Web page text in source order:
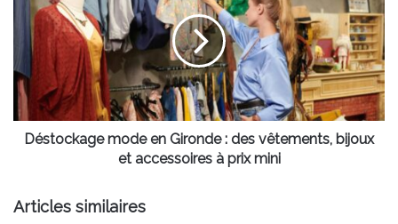
Gironde
vêtements,
bijoux
et
accessoires
Déstockage mode en Gironde : des vêtements, bijoux
et accessoires à prix mini
Articles similaires